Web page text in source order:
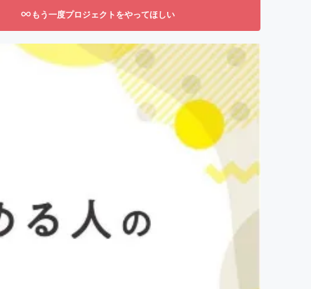
もう一度プロジェクトをやってほしい